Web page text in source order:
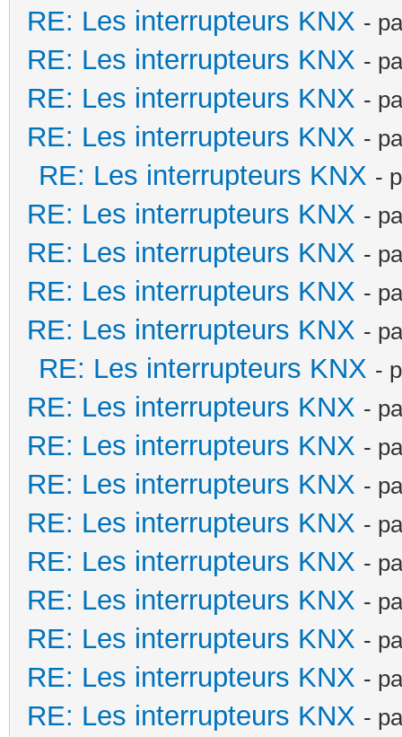
RE: Les interrupteurs KNX -
RE: Les interrupteurs KNX -
RE: Les interrupteurs KNX -
RE: Les interrupteurs KNX -
RE: Les interrupteurs KNX -
RE: Les interrupteurs KNX -
RE: Les interrupteurs KNX -
RE: Les interrupteurs KNX -
RE: Les interrupteurs KNX -
RE: Les interrupteurs KNX -
RE: Les interrupteurs KNX -
RE: Les interrupteurs KNX -
RE: Les interrupteurs KNX -
RE: Les interrupteurs KNX -
RE: Les interrupteurs KNX -
RE: Les interrupteurs KNX -
RE: Les interrupteurs KNX -
RE: Les interrupteurs KNX -
RE: Les interrupteurs KNX -